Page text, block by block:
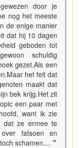
door je
nog het meeste
de enige manier
dat hij 10 dagen
geboden tot
schuldig
gezet.Als een
het feit dat
maakt dat
bek krijg.Het zit
een paar met
want ik zie
dat ze ermee te
fatsoen en
schamen.... "